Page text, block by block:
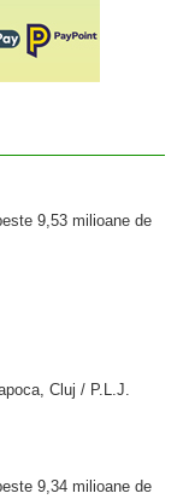
9,53 milioane de
Cluj / P.L.J.
9,34 milioane de